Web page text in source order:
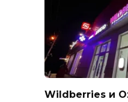
Wildberries и